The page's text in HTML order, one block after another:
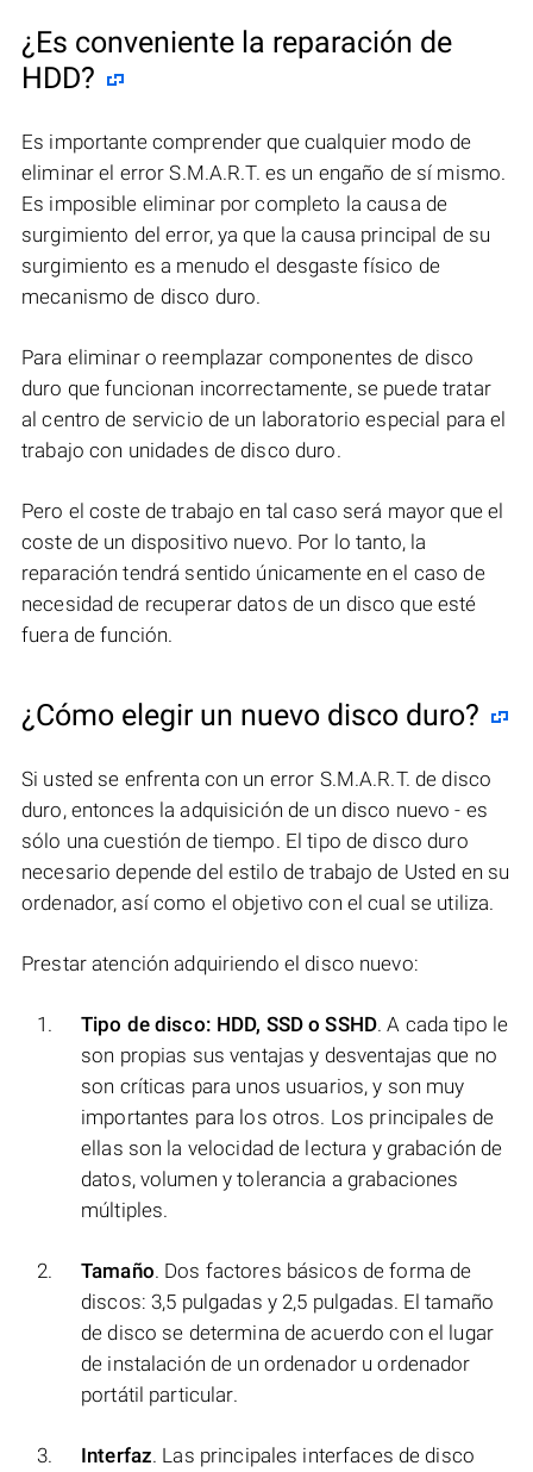
¿Es conveniente la reparación de
HDD?
Es importante comprender que cualquier modo de
eliminar el error S.M.A.R.T. es un engaño de sí mismo.
Es imposible eliminar por completo la causa de
surgimiento del error, ya que la causa principal de su
surgimiento es a menudo el desgaste físico de
mecanismo de disco duro.
Para eliminar o reemplazar componentes de disco
duro que funcionan incorrectamente, se puede tratar
al centro de servicio de un laboratorio especial para el
trabajo con unidades de disco duro.
Pero el coste de trabajo en tal caso será mayor que el
coste de un dispositivo nuevo. Por lo tanto, la
reparación tendrá sentido únicamente en el caso de
necesidad de recuperar datos de un disco que esté
fuera de función.
¿Cómo elegir un nuevo disco duro?
Si usted se enfrenta con un error S.M.A.R.T. de disco
duro, entonces la adquisición de un disco nuevo - es
sólo una cuestión de tiempo. El tipo de disco duro
necesario depende del estilo de trabajo de Usted en su
ordenador, así como el objetivo con el cual se utiliza.
Prestar atención adquiriendo el disco nuevo:
Tipo de disco: HDD, SSD o SSHD. A cada tipo le
son propias sus ventajas y desventajas que no
son críticas para unos usuarios, y son muy
importantes para los otros. Los principales de
ellas son la velocidad de lectura y grabación de
datos, volumen y tolerancia a grabaciones
múltiples.
Tamaño. Dos factores básicos de forma de
discos: 3,5 pulgadas y 2,5 pulgadas. El tamaño
de disco se determina de acuerdo con el lugar
de instalación de un ordenador u ordenador
portátil particular.
Interfaz. Las principales interfaces de disco